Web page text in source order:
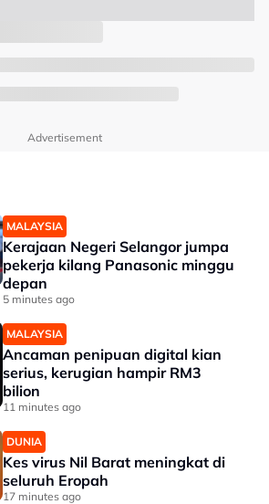
Advertisement
MALAYSIA
Kerajaan Negeri Selangor jumpa
pekerja kilang Panasonic minggu
depan
5 minutes ago
MALAYSIA
Ancaman penipuan digital kian
serius, kerugian hampir RM3
bilion
11 minutes ago
DUNIA
Kes virus Nil Barat meningkat di
seluruh Eropah
17 minutes ago